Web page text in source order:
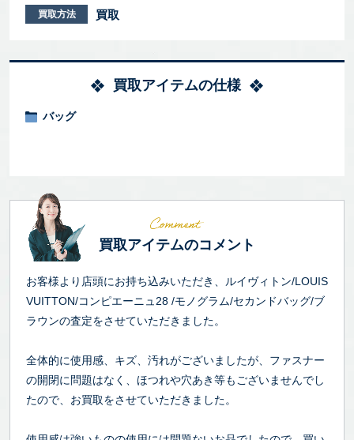
買取方法 買取
買取アイテムの仕様
バッグ
買取アイテムのコメント
お客様より店頭にお持ち込みいただき、ルイヴィトン/LOUIS
VUITTON/コンピエーニュ28 /モノグラム/セカンドバッグ/ブ
ラウンの査定をさせていただきました。
全体的に使用感、キズ、汚れがございましたが、ファスナー
の開閉に問題はなく、ほつれや穴あき等もございませんでし
たので、お買取をさせていただきました。